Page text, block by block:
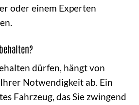
oder einem Experten
dürfen, hängt von
Notwendigkeit ab. Ein
Fahrzeug, das Sie zwingend